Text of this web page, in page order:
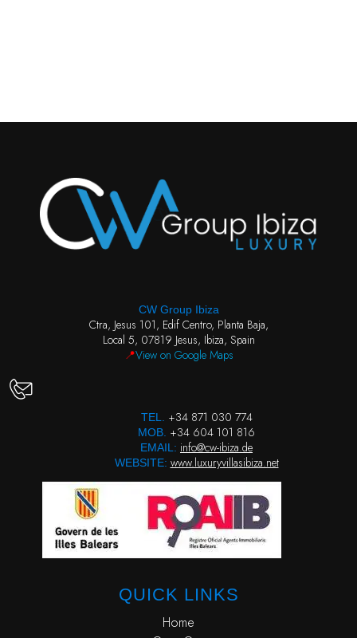
CW Group Ibiza
Ctra, Jesus 101, Edif Centro, Planta Baja,
Local 5, 07819 Jesus, Ibiza, Spain
📍View on Google Maps
TEL. +34 871 030 774
MOB. +34 604 101 816
EMAIL: info@cw-ibiza.de
WEBSITE: www.luxuryvillasibiza.net
QUICK LINKS
Home